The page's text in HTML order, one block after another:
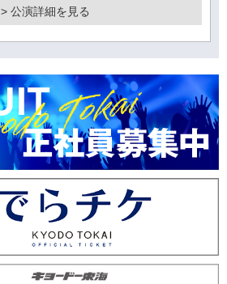
> 公演詳細を見る